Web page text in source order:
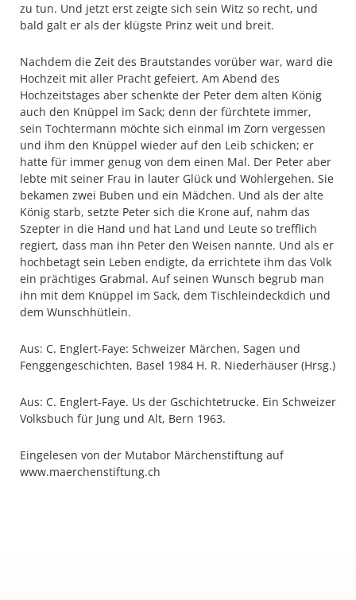
zu tun. Und jetzt erst zeigte sich sein Witz so recht, und
bald galt er als der klügste Prinz weit und breit.
Nachdem die Zeit des Brautstandes vorüber war, ward die
Hochzeit mit aller Pracht gefeiert. Am Abend des
Hochzeitstages aber schenkte der Peter dem alten König
auch den Knüppel im Sack; denn der fürchtete immer,
sein Tochtermann möchte sich einmal im Zorn vergessen
und ihm den Knüppel wieder auf den Leib schicken; er
hatte für immer genug von dem einen Mal. Der Peter aber
lebte mit seiner Frau in lauter Glück und Wohlergehen. Sie
bekamen zwei Buben und ein Mädchen. Und als der alte
König starb, setzte Peter sich die Krone auf, nahm das
Szepter in die Hand und hat Land und Leute so trefflich
regiert, dass man ihn Peter den Weisen nannte. Und als er
hochbetagt sein Leben endigte, da errichtete ihm das Volk
ein prächtiges Grabmal. Auf seinen Wunsch begrub man
ihn mit dem Knüppel im Sack, dem Tischleindeckdich und
dem Wunschhütlein.
Aus: C. Englert-Faye: Schweizer Märchen, Sagen und
Fenggengeschichten, Basel 1984 H. R. Niederhäuser (Hrsg.)
Aus: C. Englert-Faye. Us der Gschichtetrucke. Ein Schweizer
Volksbuch für Jung und Alt, Bern 1963.
Eingelesen von der Mutabor Märchenstiftung auf
www.maerchenstiftung.ch